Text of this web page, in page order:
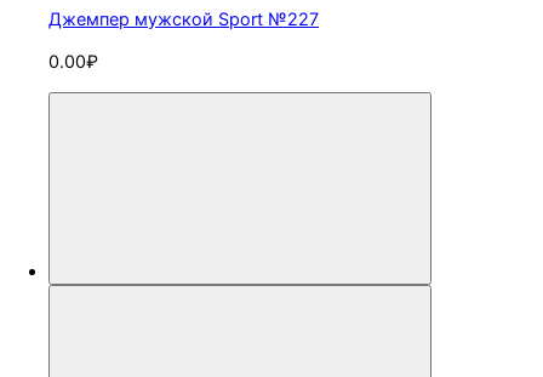
Джемпер мужской Sport №227
0.00₽